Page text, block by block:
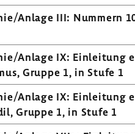
Anlage III: Nummern
Anlage IX: Einlei­tung
Gruppe 1, in Stufe 1
Anlage IX: Einlei­tung
Gruppe 1, in Stufe 1